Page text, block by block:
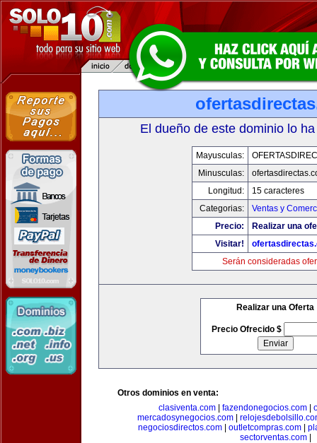
El dueño de este dominio lo
Mayusculas:
Minusculas:
Longitud:
15 caracteres
Categorias:
Ventas y
Precio:
Realizar una
Visitar!
Serán consideradas
Realizar una Oferta
Precio Ofrecido $
Otros dominios en venta:
clasiventa.com| fazendonegocios.com|
mercadosynegocios.com
negociosdirectos.com
outletcompras.com
sectorventas.com|